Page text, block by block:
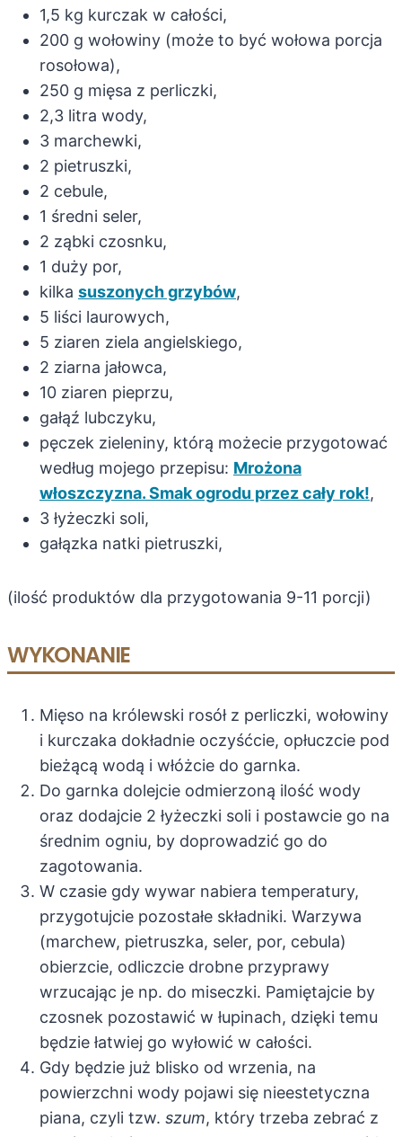
1,5 kg kurczak w całości,
200 g wołowiny (może to być wołowa porcja
rosołowa),
250 g mięsa z perliczki,
2,3 litra wody,
3 marchewki,
2 pietruszki,
2 cebule,
1 średni seler,
2 ząbki czosnku,
1 duży por,
kilka suszonych grzybów,
5 liści laurowych,
5 ziaren ziela angielskiego,
2 ziarna jałowca,
10 ziaren pieprzu,
gałąź lubczyku,
pęczek zieleniny, którą możecie przygotować
według mojego przepisu: Mrożona
włoszczyzna. Smak ogrodu przez cały rok!,
3 łyżeczki soli,
gałązka natki pietruszki,
(ilość produktów dla przygotowania 9-11 porcji)
WYKONANIE
Mięso na królewski rosół z perliczki, wołowiny
i kurczaka dokładnie oczyśćcie, opłuczcie pod
bieżącą wodą i włóżcie do garnka.
Do garnka dolejcie odmierzoną ilość wody
oraz dodajcie 2 łyżeczki soli i postawcie go na
średnim ogniu, by doprowadzić go do
zagotowania.
W czasie gdy wywar nabiera temperatury,
przygotujcie pozostałe składniki. Warzywa
(marchew, pietruszka, seler, por, cebula)
obierzcie, odliczcie drobne przyprawy
wrzucając je np. do miseczki. Pamiętajcie by
czosnek pozostawić w łupinach, dzięki temu
będzie łatwiej go wyłowić w całości.
Gdy będzie już blisko od wrzenia, na
powierzchni wody pojawi się nieestetyczna
piana, czyli tzw. szum, który trzeba zebrać z